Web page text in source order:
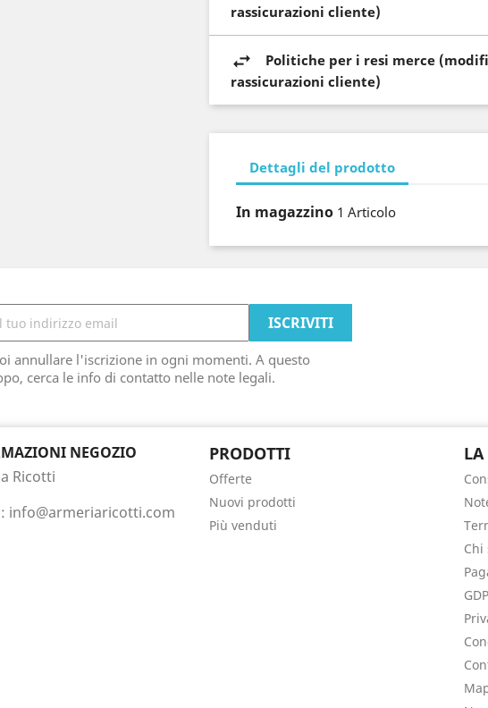
rassicurazioni cliente)
Politiche per i resi merce
rassicurazioni cliente)
Dettagli del prodotto
In magazzino 1 Articolo
annullare l'iscrizione in ogni momenti. A questo
cerca le info di contatto nelle note legali.
NEGOZIO
Ricotti
info@armeriaricotti.com
PRODOTTI
Offerte
Nuovi prodotti
Più venduti
Chi